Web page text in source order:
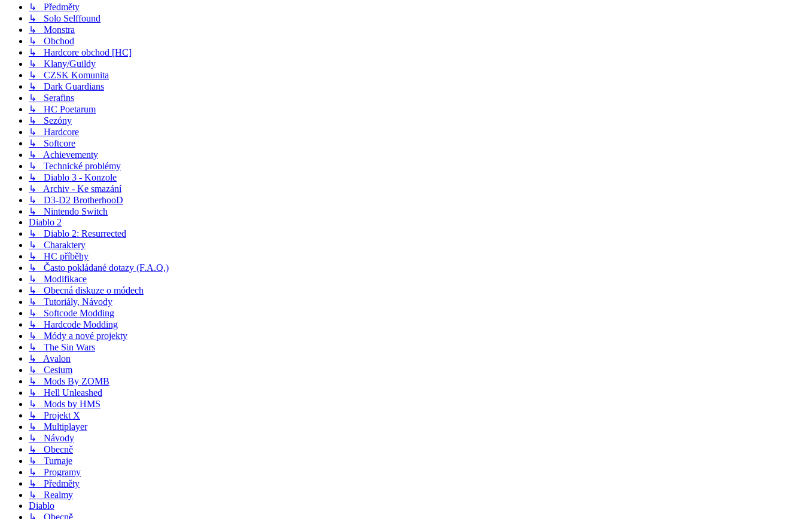
↳ Předměty
↳ Solo Selffound
↳ Monstra
↳ Obchod
↳ Hardcore obchod [HC]
↳ Klany/Guildy
↳ CZSK Komunita
↳ Dark Guardians
↳ Serafins
↳ HC Poetarum
↳ Sezóny
↳ Hardcore
↳ Softcore
↳ Achievementy
↳ Technické problémy
↳ Diablo 3 - Konzole
↳ Archiv - Ke smazání
↳ D3-D2 BrotherhooD
↳ Nintendo Switch
Diablo 2
↳ Diablo 2: Resurrected
↳ Charaktery
↳ HC příběhy
↳ Často pokládané dotazy (F.A.Q.)
↳ Modifikace
↳ Obecná diskuze o módech
↳ Tutoriály, Návody
↳ Softcode Modding
↳ Hardcode Modding
↳ Módy a nové projekty
↳ The Sin Wars
↳ Avalon
↳ Cesium
↳ Mods By ZOMB
↳ Hell Unleashed
↳ Mods by HMS
↳ Projekt X
↳ Multiplayer
↳ Návody
↳ Obecně
↳ Turnaje
↳ Programy
↳ Předměty
↳ Realmy
Diablo